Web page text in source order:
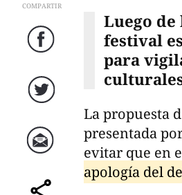
COMPARTIR
Facebook
Twitter
Correo
Luego
festival
para
La propuesta
presentada
evitar que en
apología del